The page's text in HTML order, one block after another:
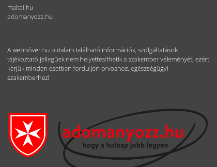
maltai.hu
adomanyozz.hu
A webnővér.hu oldalain található információk, szolgáltatások
tájékoztató jellegűek nem helyettesíthetik a szakember véleményét, ezért
kérjük minden esetben forduljon orvoshoz, egészségügyi
szakemberhez!